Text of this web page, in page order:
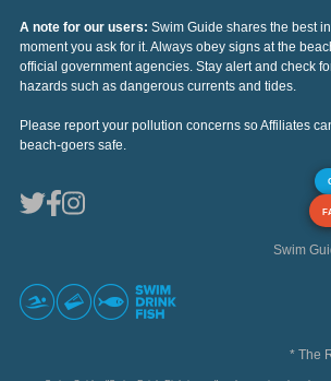
A note for our users: Swim Guide shares the best
moment you ask for it. Always obey signs at the
official government agencies. Stay alert and check
hazards such as dangerous currents and tides.
Please report your pollution concerns so Affiliates
beach-goers safe.
Swim
* The